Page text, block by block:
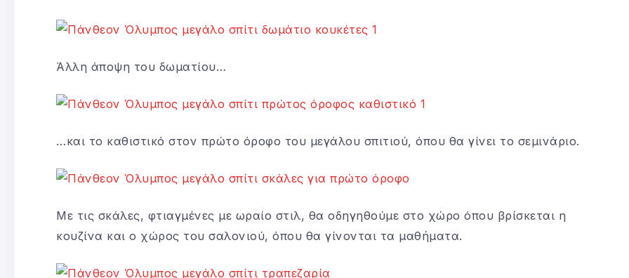
Άλλη άποψη του δωματίου…
…και το καθιστικό στον πρώτο όροφο του μεγάλου σπιτιού, όπου θα γίνει το σεμινάριο.
Με τις σκάλες, φτιαγμένες με ωραίο στιλ, θα οδηγηθούμε στο χώρο όπου βρίσκεται η
κουζίνα και ο χώρος του σαλονιού, όπου θα γίνονται τα μαθήματα.